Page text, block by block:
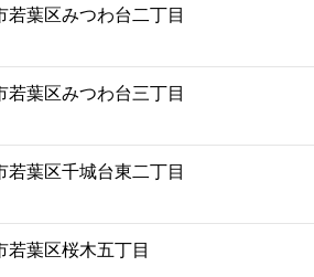
若葉区みつわ台二丁目
若葉区みつわ台三丁目
若葉区千城台東二丁目
若葉区桜木五丁目